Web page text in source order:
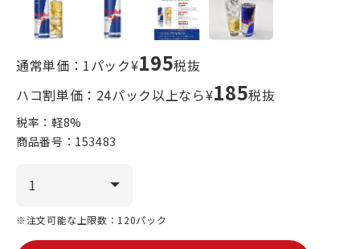
通常単価：1パック¥195税抜
ハコ割単価：24パック以上なら¥185税抜
税率：軽8%
商品番号： 153483
※注文可能な上限数：120パック